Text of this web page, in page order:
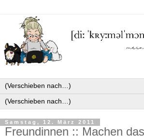
Samstag, 12. März 2011
Freundinnen :: Machen